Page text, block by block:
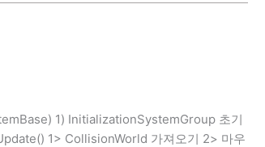
1) InitializationSystemGroup 초기
1> CollisionWorld 가져오기 2> 마우